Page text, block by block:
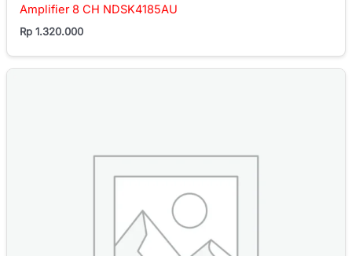
Amplifier 8 CH NDSK4185AU
Rp 1.320.000